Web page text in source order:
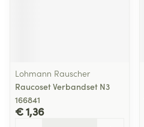
Lohmann Rauscher
Raucoset Verbandset N3
166841
€ 1,36